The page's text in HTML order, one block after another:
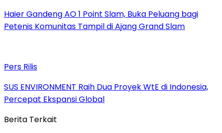
Haier Gandeng AO 1 Point Slam, Buka Peluang bagi
Petenis Komunitas Tampil di Ajang Grand Slam
Pers Rilis
SUS ENVIRONMENT Raih Dua Proyek WtE di Indonesia,
Percepat Ekspansi Global
Berita Terkait